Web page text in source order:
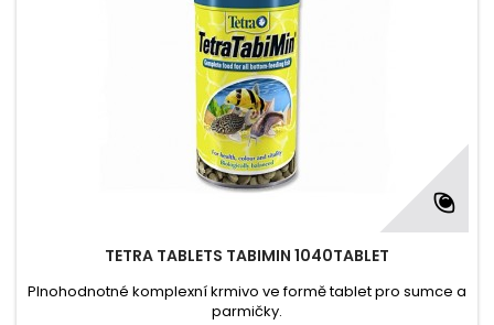
TETRA TABLETS TABIMIN 1040TABLET
Plnohodnotné komplexní krmivo ve formě tablet pro sumce a
parmičky.